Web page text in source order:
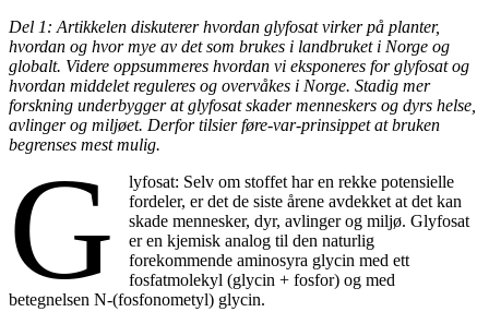
Del 1: Artikkelen diskuterer hvordan glyfosat virker på planter,
hvordan og hvor mye av det som brukes i landbruket i Norge og
globalt. Videre oppsummeres hvordan vi eksponeres for glyfosat og
hvordan middelet reguleres og overvåkes i Norge. Stadig mer
forskning underbygger at glyfosat skader menneskers og dyrs helse,
avlinger og miljøet. Derfor tilsier føre-var-prinsippet at bruken
begrenses mest mulig.
G
lyfosat: Selv om stoffet har en rekke potensielle
fordeler, er det de siste årene avdekket at det kan
skade mennesker, dyr, avlinger og miljø. Glyfosat
er en kjemisk analog til den naturlig
forekommende aminosyra glycin med ett
fosfatmolekyl (glycin + fosfor) og med
betegnelsen N-(fosfonometyl) glycin.